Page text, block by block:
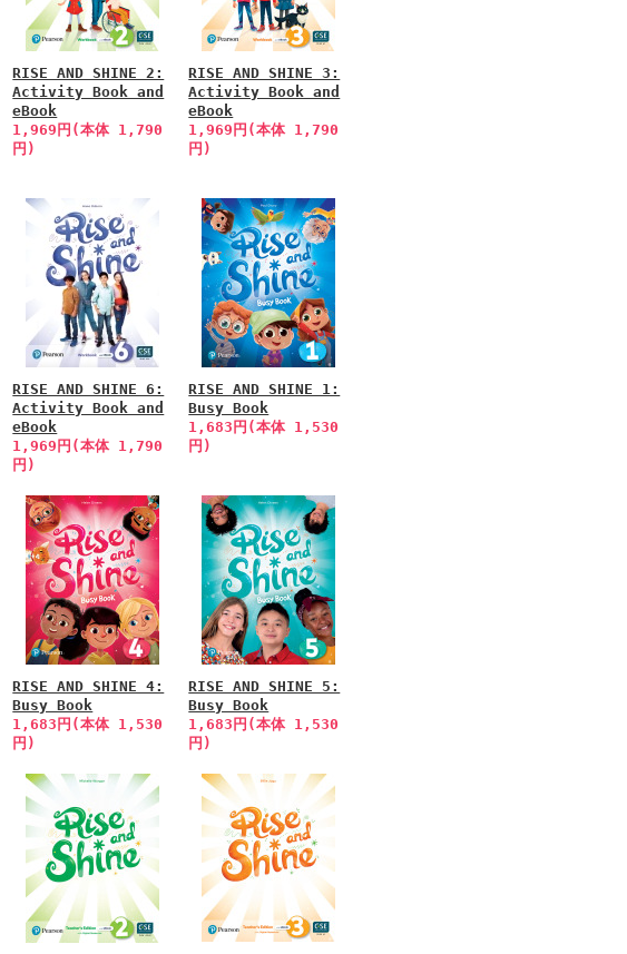
RISE AND SHINE 2:
Activity Book and
eBook
1,969円(本体 1,790
円)
RISE AND SHINE 3:
Activity Book and
eBook
1,969円(本体 1,790
円)
RISE AND SHINE 6:
Activity Book and
eBook
1,969円(本体 1,790
円)
RISE AND SHINE 1:
Busy Book
1,683円(本体 1,530
円)
RISE AND SHINE 4:
Busy Book
1,683円(本体 1,530
円)
RISE AND SHINE 5:
Busy Book
1,683円(本体 1,530
円)